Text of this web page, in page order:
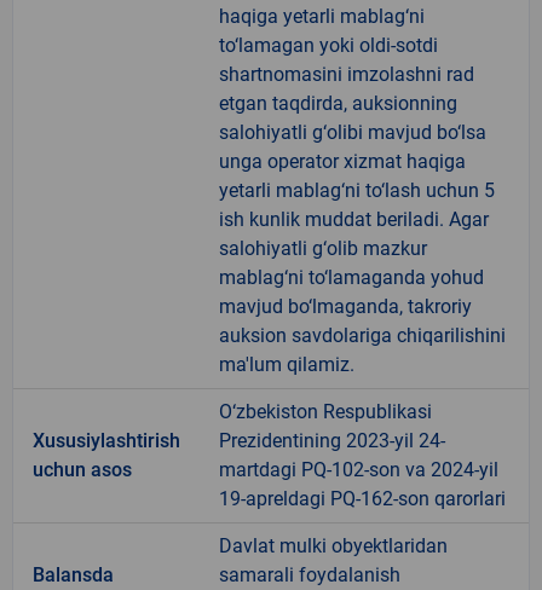
haqiga yetarli mablag‘ni
to‘lamagan yoki oldi-sotdi
shartnomasini imzolashni rad
etgan taqdirda, auksionning
salohiyatli g‘olibi mavjud bo‘lsa
unga operator xizmat haqiga
yetarli mablag‘ni to‘lash uchun 5
ish kunlik muddat beriladi. Agar
salohiyatli g‘olib mazkur
mablag‘ni to‘lamaganda yohud
mavjud bo‘lmaganda, takroriy
auksion savdolariga chiqarilishini
ma'lum qilamiz.
Xususiylashtirish
uchun asos
O‘zbekiston Respublikasi
Prezidentining 2023-yil 24-
martdagi PQ-102-son va 2024-yil
19-apreldagi PQ-162-son qarorlari
Balansda
Davlat mulki obyektlaridan
samarali foydalanish